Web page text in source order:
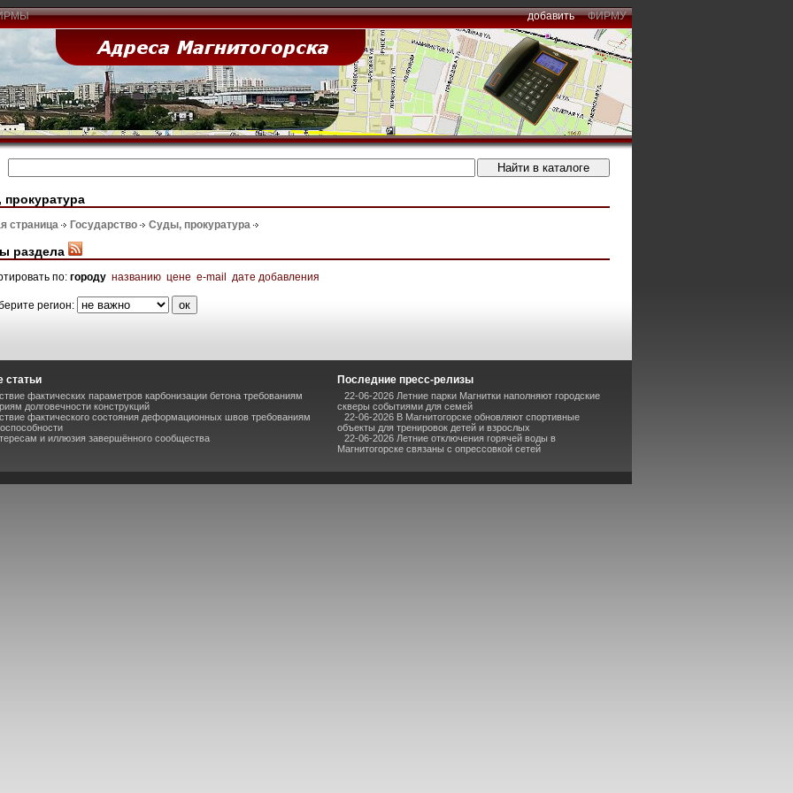
добавить ФИРМУ
страница Государство Суды, прокуратура
раздела
по: городу названию цене e-mail дате добавления
регион:
статьи
фактических параметров карбонизации бетона требованиям
долговечности конструкций
фактического состояния деформационных швов требованиям
и иллюзия завершённого сообщества
Последние пресс-релизы
22-06-2026 Летние парки Магнитки наполняют городские
скверы событиями для семей
22-06-2026 В Магнитогорске обновляют спортивные
объекты для тренировок детей и взрослых
22-06-2026 Летние отключения горячей воды в
Магнитогорске связаны с опрессовкой сетей